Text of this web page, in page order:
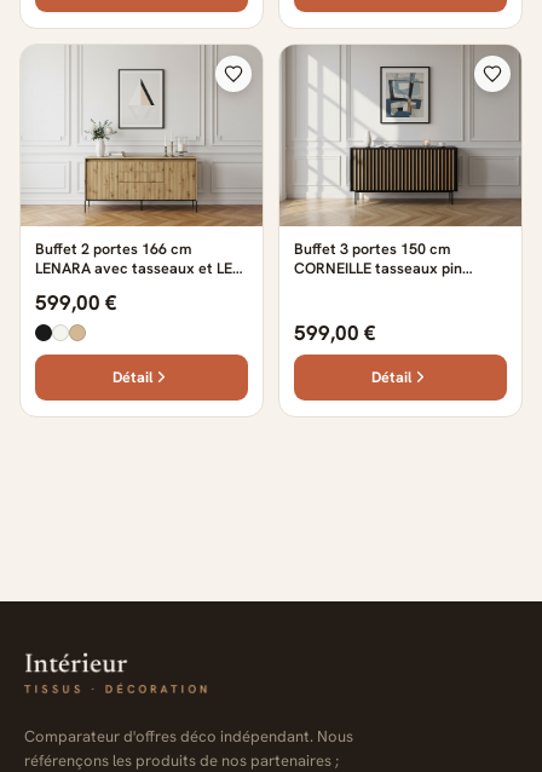
Buffet 2 portes 166 cm
LENARA avec tasseaux et LED
599,00 €
Détail
Buffet 3 portes 150 cm
CORNEILLE tasseaux pin
599,00 €
Détail
Comparateur d'offres déco indépendant. Nous
référençons les produits de nos partenaires ;